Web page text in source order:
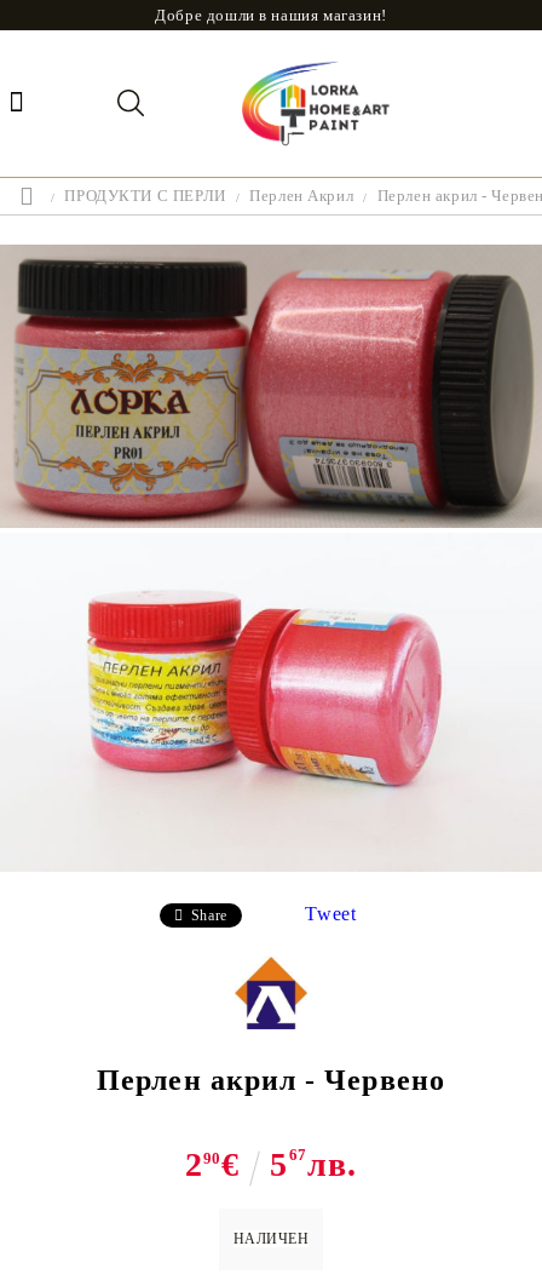
Добре дошли в нашия магазин!
ПРОДУКТИ С ПЕРЛИ Перлен Акрил Перлен акрил -
Share Tweet
Перлен акрил - Червено
290€ 5 67лв.
НАЛИЧЕН